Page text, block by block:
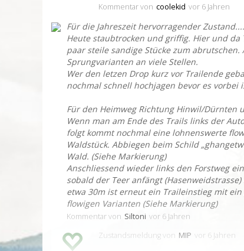
Kommentarvon coolekid vor 6 Jahren
Für die Jahreszeit hervorragender
Heute staubtrocken und griffig. Hier und da
paar steile sandige Stücke zum abrutschen.
Sprungvarianten an viele Stellen.
Wer den letzen Drop kurz vor Trailende
nochmal schnell hochjagen bevor es vorbei
Für den Heimweg Richtung Hinwil/Dürnten
Wenn man am Ende des Trails links der
folgt kommt nochmal eine lohnenswerte
Waldstück. Abbiegen beim Schild
Wald. (Siehe Markierung)
Anschliessend wieder links den Forstweg
sobald der Teer anfängt
etwa 30m ist erneut ein Traileinstieg mit
flowigen Varianten (Siehe Markierung)
Kommentarvon Siltoni vor 6 Jahren
Zustandsmeldungvon MIP vor 6 Jahren